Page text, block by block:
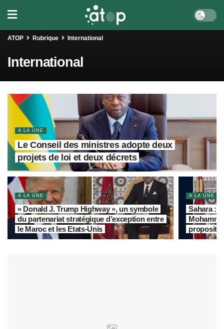
ATOP Rubrique International
International
A LA UNE
Le Conseil des ministres adopte deux
projets de loi et deux décrets
A LA UNE
« Donald J. Trump Highway », un symbole
du partenariat stratégique d’exception entre
le Maroc et les Etats-Unis
A LA UNE
Sahara :